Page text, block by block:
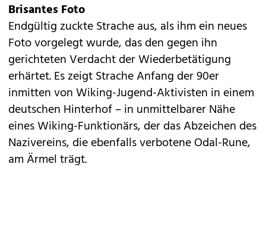
Brisantes Foto
Endgültig zuckte Strache aus, als ihm ein neues
Foto vorgelegt wurde, das den gegen ihn
gerichteten Verdacht der Wiederbetätigung
erhärtet. Es zeigt Strache Anfang der 90er
inmitten von Wiking-Jugend-Aktivisten in einem
deutschen Hinterhof – in unmittelbarer Nähe
eines Wiking-Funktionärs, der das Abzeichen des
Nazivereins, die ebenfalls verbotene Odal-Rune,
am Ärmel trägt.